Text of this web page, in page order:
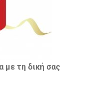
με τη δική σας